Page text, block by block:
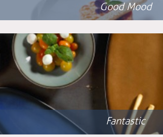
Good Mood
Fantastic